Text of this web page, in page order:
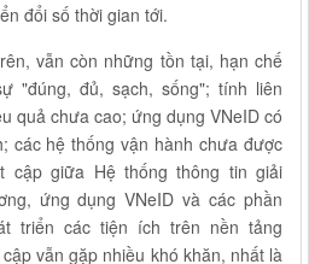
đổi số thời gian tới.
vẫn còn những tồn tại, hạn chế
"đúng, đủ, sạch, sống"; tính liên
quả chưa cao; ứng dụng VNeID có
các hệ thống vận hành chưa được
cập giữa Hệ thống thông tin giải
ứng dụng VNeID và các phần
triển các tiện ích trên nền tảng
vẫn gặp nhiều khó khăn, nhất là